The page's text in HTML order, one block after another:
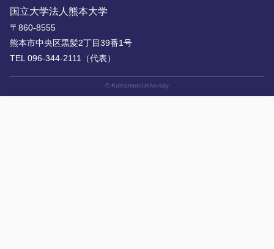
国立大学法人熊本大学
〒860-8555
熊本市中央区黒髪2丁目39番1号
TEL 096-344-2111（代表）
© KumamotoUniversity